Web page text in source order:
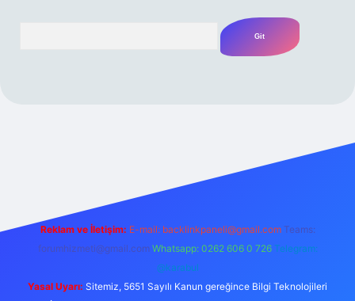
Reklam ve İletişim: E-mail: backlinkpaneli@gmail.com Teams:
forumhizmeti@gmail.com Whatsapp: 0262 606 0 726 Telegram:
@karabul
Yasal Uyarı: Sitemiz, 5651 Sayılı Kanun gereğince Bilgi Teknolojileri